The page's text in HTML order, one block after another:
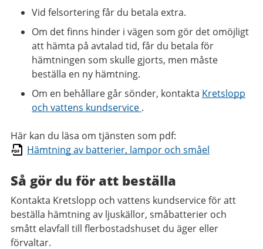
Vid felsortering får du betala extra.
Om det finns hinder i vägen som gör det omöjligt
att hämta på avtalad tid, får du betala för
hämtningen som skulle gjorts, men måste
beställa en ny hämtning.
Om en behållare går sönder, kontakta Kretslopp
och vattens kundservice .
Här kan du läsa om tjänsten som pdf:
Hämtning av batterier, lampor och småel
Så gör du för att beställa
Kontakta Kretslopp och vattens kundservice för att
beställa hämtning av ljuskällor, småbatterier och
smått elavfall till flerbostadshuset du äger eller
förvaltar.